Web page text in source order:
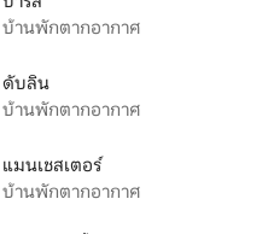
บ้านพักตากอากาศ
ดับลิน
บ้านพักตากอากาศ
แมนเชสเตอร์
บ้านพักตากอากาศ